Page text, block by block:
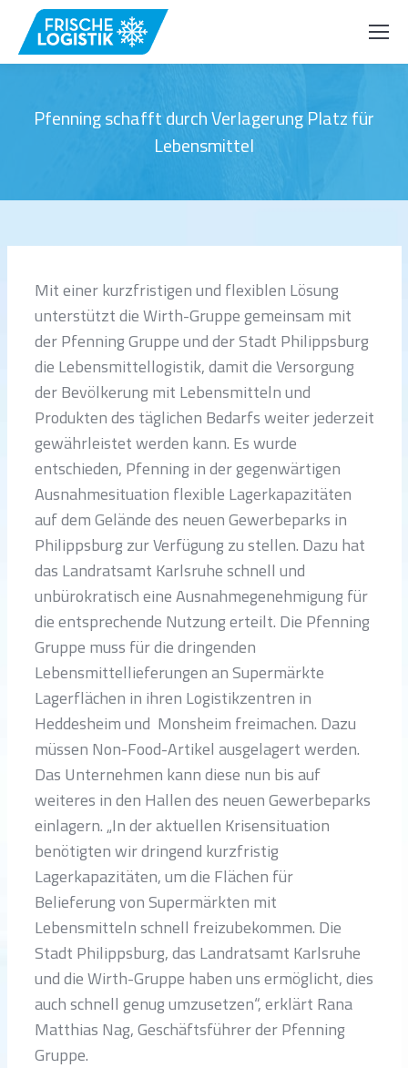
Pfenning schafft durch Verlagerung Platz für
Lebensmittel
Mit einer kurzfristigen und flexiblen Lösung
unterstützt die Wirth-Gruppe gemeinsam mit
der Pfenning Gruppe und der Stadt Philippsburg
die Lebensmittellogistik, damit die Versorgung
der Bevölkerung mit Lebensmitteln und
Produkten des täglichen Bedarfs weiter jederzeit
gewährleistet werden kann. Es wurde
entschieden, Pfenning in der gegenwärtigen
Ausnahmesituation flexible Lagerkapazitäten
auf dem Gelände des neuen Gewerbeparks in
Philippsburg zur Verfügung zu stellen. Dazu hat
das Landratsamt Karlsruhe schnell und
unbürokratisch eine Ausnahmegenehmigung für
die entsprechende Nutzung erteilt. Die Pfenning
Gruppe muss für die dringenden
Lebensmittellieferungen an Supermärkte
Lagerflächen in ihren Logistikzentren in
Heddesheim und Monsheim freimachen. Dazu
müssen Non-Food-Artikel ausgelagert werden.
Das Unternehmen kann diese nun bis auf
weiteres in den Hallen des neuen Gewerbeparks
einlagern. „In der aktuellen Krisensituation
benötigten wir dringend kurzfristig
Lagerkapazitäten, um die Flächen für
Belieferung von Supermärkten mit
Lebensmitteln schnell freizubekommen. Die
Stadt Philippsburg, das Landratsamt Karlsruhe
und die Wirth-Gruppe haben uns ermöglicht, dies
auch schnell genug umzusetzen“, erklärt Rana
Matthias Nag, Geschäftsführer der Pfenning
Gruppe.